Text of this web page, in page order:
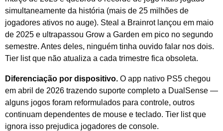
simultaneamente da história (mais de 25 milhões de
jogadores ativos no auge). Steal a Brainrot lançou em maio
de 2025 e ultrapassou Grow a Garden em pico no segundo
semestre. Antes deles, ninguém tinha ouvido falar nos dois.
Tier list que não atualiza a cada trimestre fica obsoleta.
Diferenciação por dispositivo. O app nativo PS5 chegou
em abril de 2026 trazendo suporte completo a DualSense —
alguns jogos foram reformulados para controle, outros
continuam dependentes de mouse e teclado. Tier list que
ignora isso prejudica jogadores de console.